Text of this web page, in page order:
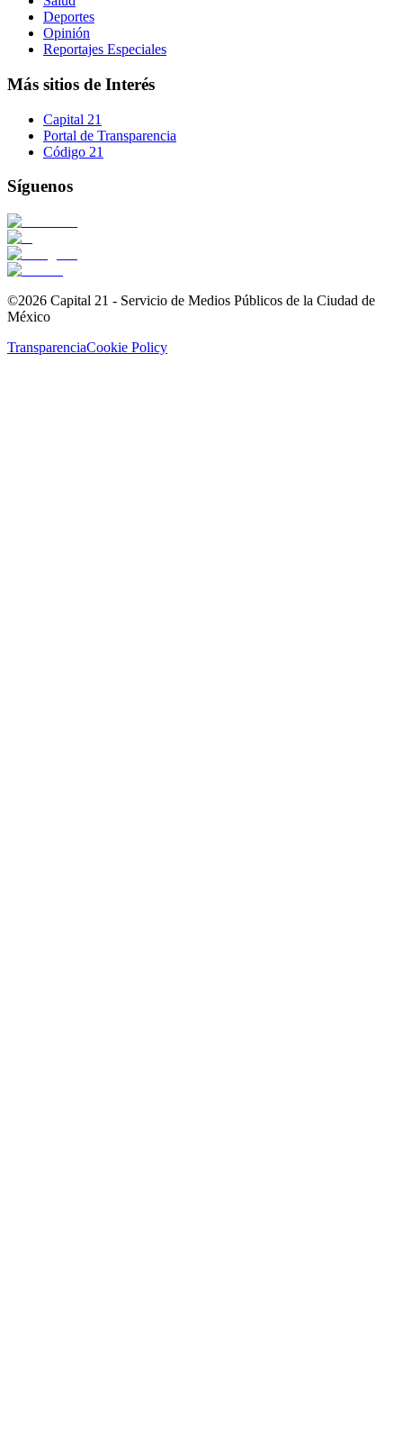
Deportes
Opinión
Reportajes Especiales
Más sitios de Interés
Capital 21
Portal de Transparencia
Código 21
Síguenos
©2026 Capital 21 - Servicio de Medios Públicos de la Ciudad de
México
TransparenciaCookie Policy